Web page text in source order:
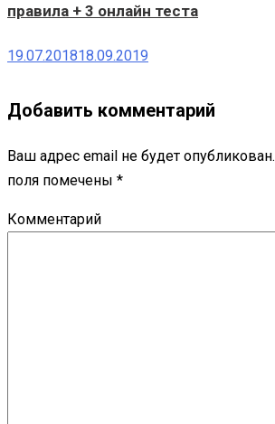
правила + 3 онлайн теста
19.07.201818.09.2019
Добавить комментарий
Ваш адрес email не будет опубликован.
поля помечены *
Комментарий